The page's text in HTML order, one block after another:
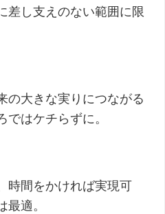
差し支えのない範囲に限
の大きな実りにつながる
はケチらずに。
時間をかければ実現可
適。